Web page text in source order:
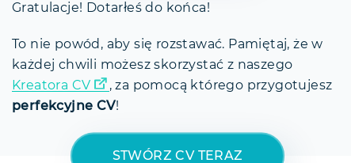
Gratulacje! Dotarłeś do końca!
To nie powód, aby się rozstawać. Pamiętaj, że w
każdej chwili możesz skorzystać z naszego
Kreatora CV
, za pomocą którego przygotujesz
perfekcyjne CV!
STWÓRZ CV TERAZ